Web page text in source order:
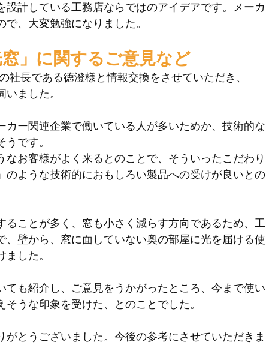
設計している工務店ならではのアイデアです。メーカ
、大変勉強になりました。
窓」に関するご意見など
社長である徳澄様と情報交換をさせていただき、
いました。
ー関連企業で働いている人が多いためか、技術的な
です。
お客様がよく来るとのことで、そういったこだわり
のような技術的におもしろい製品への受けが良いとの
ることが多く、窓も小さく減らす方向であるため、工
壁から、窓に面していない奥の部屋に光を届ける使
した。
ても紹介し、ご意見をうかがったところ、今まで使い
うな印象を受けた、とのことでした。
とうございました。今後の参考にさせていただきま